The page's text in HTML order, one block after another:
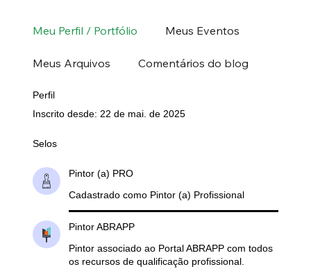
Meu Perfil / Portfólio Meus Eventos
Meus Arquivos Comentários do blog
Perfil
Inscrito desde: 22 de mai. de 2025
Selos
Pintor (a) PRO
Cadastrado como Pintor (a) Profissional
Pintor ABRAPP
Pintor associado ao Portal ABRAPP com todos
os recursos de qualificação profissional.